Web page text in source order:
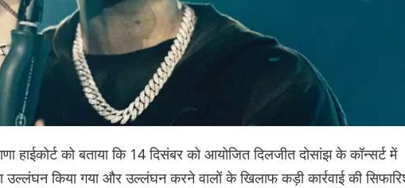
हाईकोर्ट को बताया कि 14 दिसंबर को आयोजित दिलजीत दोसांझ के कॉन्सर्ट में
उल्लंघन किया गया और उल्लंघन करने वालों के खिलाफ कड़ी कार्रवाई की